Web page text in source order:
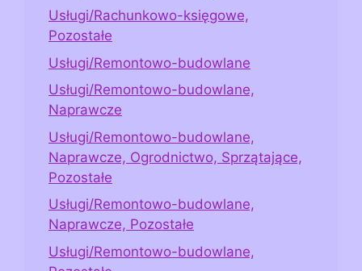
Usługi/Rachunkowo-księgowe,
Pozostałe
Usługi/Remontowo-budowlane
Usługi/Remontowo-budowlane,
Naprawcze
Usługi/Remontowo-budowlane,
Naprawcze, Ogrodnictwo, Sprzątające,
Pozostałe
Usługi/Remontowo-budowlane,
Naprawcze, Pozostałe
Usługi/Remontowo-budowlane,